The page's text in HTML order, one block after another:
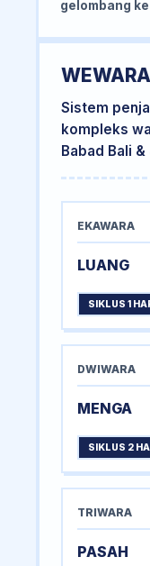
gelombang
Sistem
kompleks
Babad Bali
EKAWARA
LUANG
SIKLUS 1
DWIWARA
MENGA
SIKLUS 2
TRIWARA
PASAH